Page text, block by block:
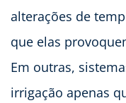
alterações de
que elas
Em outras,
irrigação apenas